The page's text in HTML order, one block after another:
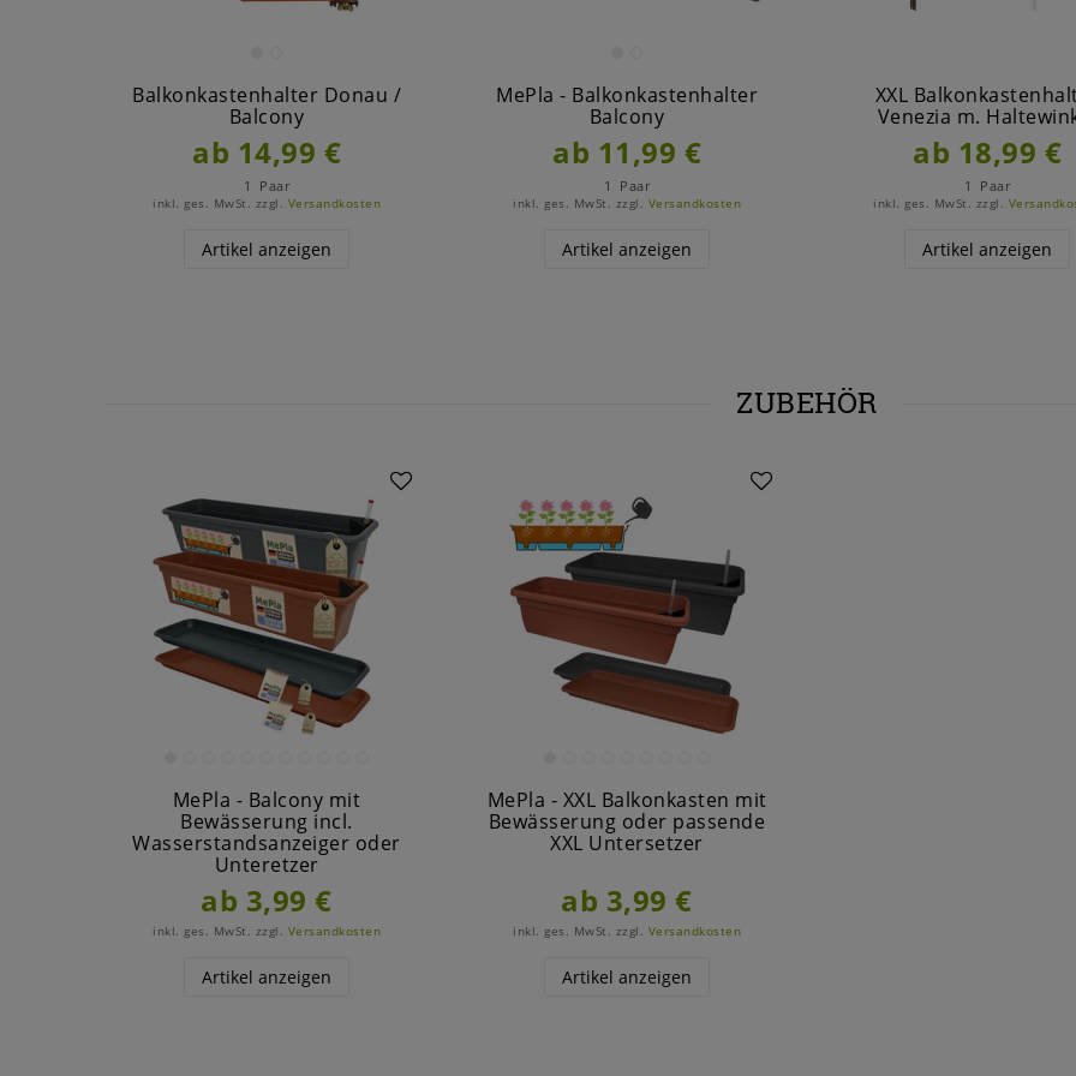
Balkonkastenhalter Donau /
Balcony
ab 14,99 €
1 Paar
inkl. ges. MwSt. zzgl. Versandkosten
Artikel anzeigen
MePla - Balkonkastenhalter
Balcony
ab 11,99 €
1 Paar
inkl. ges. MwSt. zzgl. Versandkosten
Artikel anzeigen
XXL
Venezia m.
ab 18,99 €
1 Paar
inkl. ges. MwSt. zzgl.
Artikel anzeigen
ZUBEHÖR
MePla - Balcony mit
Bewässerung incl.
Wasserstandsanzeiger oder
Unteretzer
ab 3,99 €
inkl. ges. MwSt. zzgl. Versandkosten
Artikel anzeigen
MePla - XXL Balkonkasten mit
Bewässerung oder passende
XXL Untersetzer
ab 3,99 €
inkl. ges. MwSt. zzgl. Versandkosten
Artikel anzeigen